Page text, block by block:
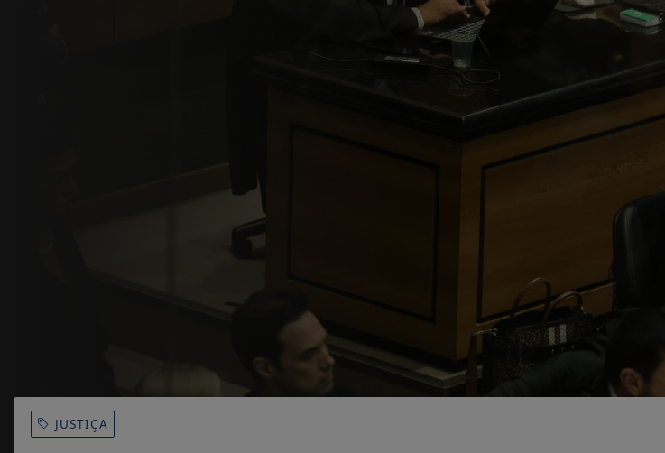
JUSTIÇA